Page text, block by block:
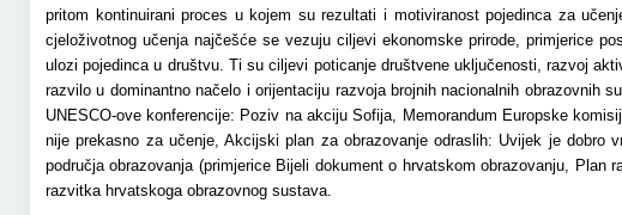
pritom kontinuirani proces u kojem su rezultati i motiviranost pojedinca za
cjeloživotnog učenja najčešće se vezuju ciljevi ekonomske prirode, primjerice
ulozi pojedinca u društvu. Ti su ciljevi poticanje društvene uključenosti, razvoj
razvilo u dominantno načelo i orijentaciju razvoja brojnih nacionalnih obrazovnih
UNESCO-ove konferencije: Poziv na akciju Sofija, Memorandum Europske
nije prekasno za učenje, Akcijski plan za obrazovanje odraslih: Uvijek je
područja obrazovanja (primjerice Bijeli dokument o hrvatskom obrazovanju,
razvitka hrvatskoga obrazovnog sustava.